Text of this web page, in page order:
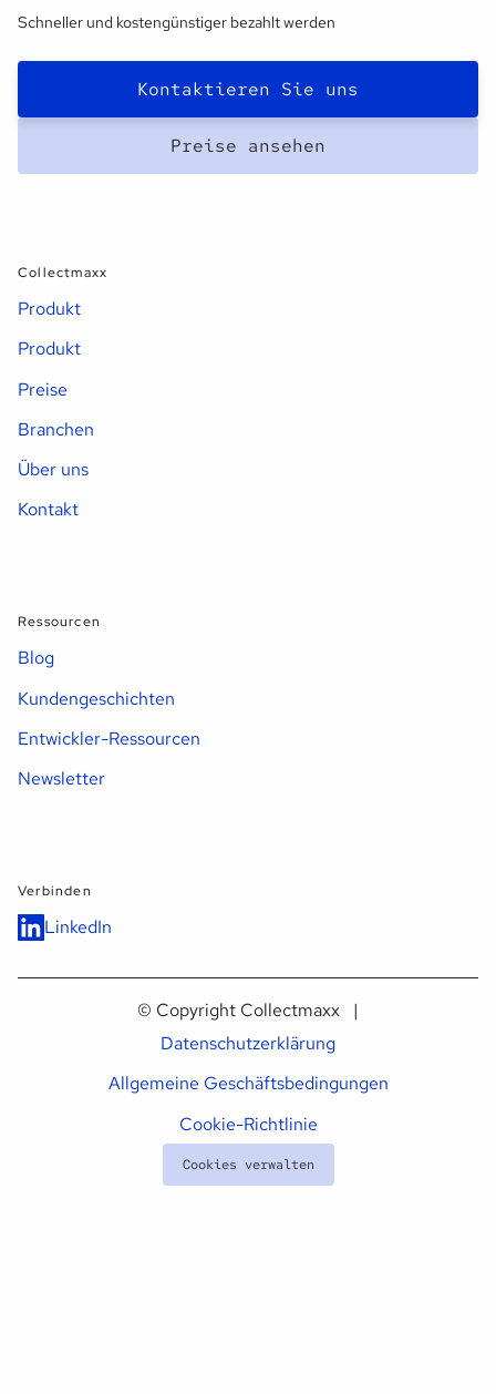
Schneller und kostengünstiger bezahlt werden
Kontaktieren Sie uns
Preise ansehen
Collectmaxx
Produkt
Produkt
Preise
Branchen
Über uns
Kontakt
Ressourcen
Blog
Kundengeschichten
Entwickler-Ressourcen
Newsletter
Verbinden
LinkedIn
© Copyright Collectmaxx |
Datenschutzerklärung
Allgemeine Geschäftsbedingungen
Cookie-Richtlinie
Cookies verwalten